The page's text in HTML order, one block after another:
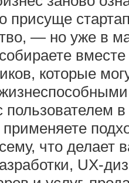
присуще
— но уже в
которые
пользователем
что
UX-